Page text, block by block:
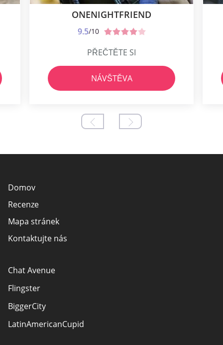
ONENIGHTFRIEND
9.5/10
PŘEČTĚTE SI
NÁVŠTĚVA
Domov
Recenze
Mapa stránek
Kontaktujte nás
Chat Avenue
Flingster
BiggerCity
LatinAmericanCupid